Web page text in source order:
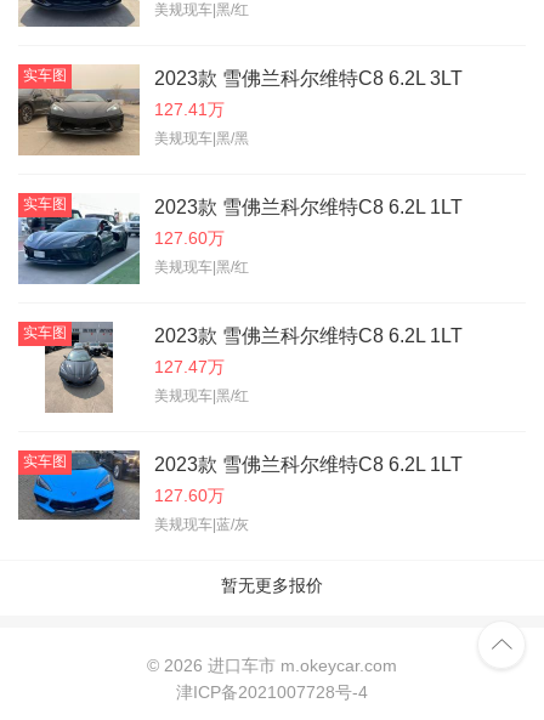
美规现车|黑/红
实车图 2023款 雪佛兰科尔维特C8 6.2L 3LT
127.41万
美规现车|黑/黑
实车图 2023款 雪佛兰科尔维特C8 6.2L 1LT
127.60万
美规现车|黑/红
实车图 2023款 雪佛兰科尔维特C8 6.2L 1LT
127.47万
美规现车|黑/红
实车图 2023款 雪佛兰科尔维特C8 6.2L 1LT
127.60万
美规现车|蓝/灰
暂无更多报价
© 2026 进口车市 m.okeycar.com
津ICP备2021007728号-4
